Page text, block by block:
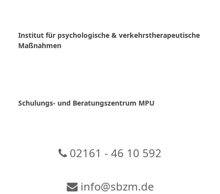
Institut für psychologische & verkehrstherapeutische
Maßnahmen
Schulungs- und Beratungszentrum MPU
02161 - 46 10 592
info@sbzm.de